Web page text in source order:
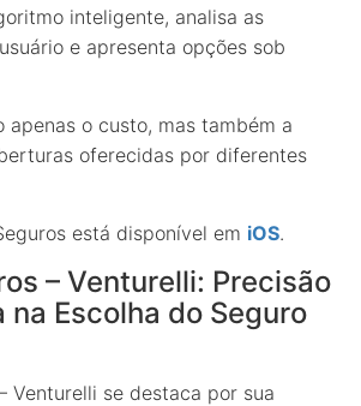
inteligente, analisa as
e apresenta opções sob
apenas o custo, mas também a
oferecidas por diferentes
está disponível em iOS.
– Venturelli: Precisão
na Escolha do Seguro
Venturelli se destaca por sua